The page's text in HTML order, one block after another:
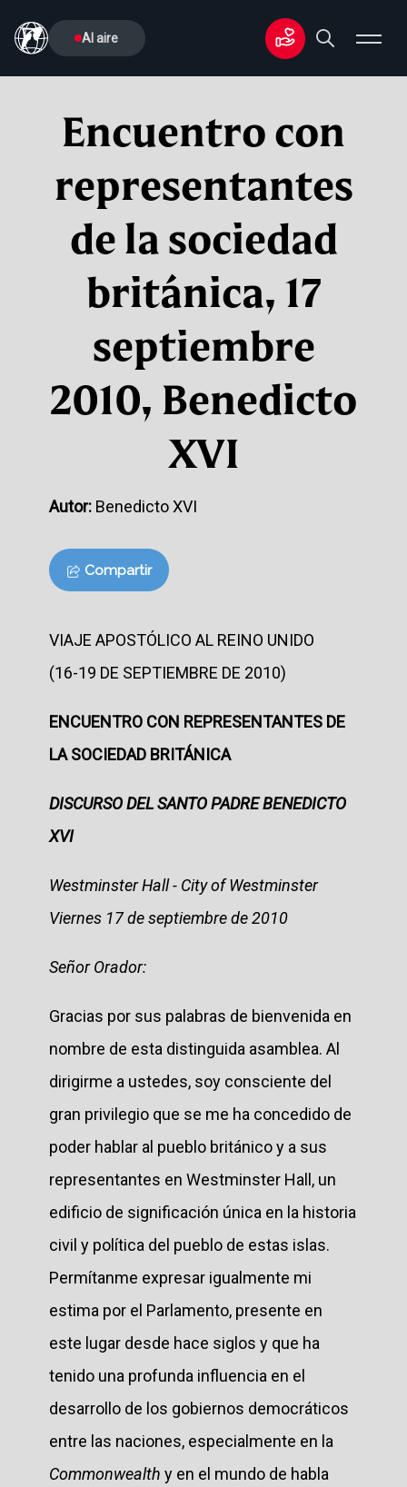
Al aire
Encuentro con
representantes
de la sociedad
británica, 17
septiembre
2010, Benedicto
XVI
Autor: Benedicto XVI
Compartir
VIAJE APOSTÓLICO AL REINO UNIDO
(16-19 DE SEPTIEMBRE DE 2010)
ENCUENTRO CON REPRESENTANTES DE
LA SOCIEDAD BRITÁNICA
DISCURSO DEL SANTO PADRE BENEDICTO
XVI
Westminster Hall - City of Westminster
Viernes 17 de septiembre de 2010
Señor Orador:
Gracias por sus palabras de bienvenida en
nombre de esta distinguida asamblea. Al
dirigirme a ustedes, soy consciente del
gran privilegio que se me ha concedido de
poder hablar al pueblo británico y a sus
representantes en Westminster Hall, un
edificio de significación única en la historia
civil y política del pueblo de estas islas.
Permítanme expresar igualmente mi
estima por el Parlamento, presente en
este lugar desde hace siglos y que ha
tenido una profunda influencia en el
desarrollo de los gobiernos democráticos
entre las naciones, especialmente en la
Commonwealth y en el mundo de habla